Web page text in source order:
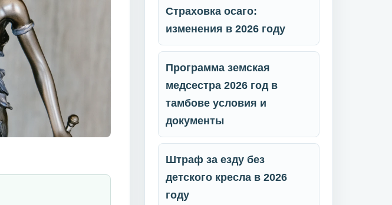
Страховка осаго:
изменения в 2026 году
Программа земская
медсестра 2026 год в
тамбове условия и
документы
Штраф за езду без
детского кресла в 2026
году